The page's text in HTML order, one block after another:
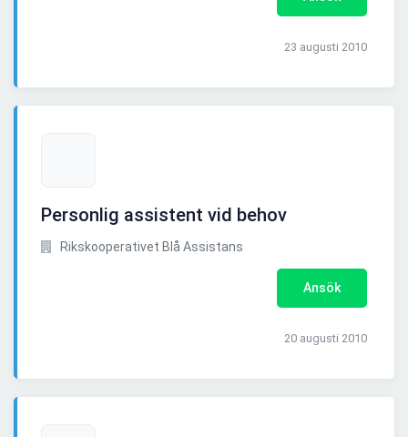
23 augusti 2010
Personlig assistent vid behov
Rikskooperativet Blå Assistans
Ansök
20 augusti 2010